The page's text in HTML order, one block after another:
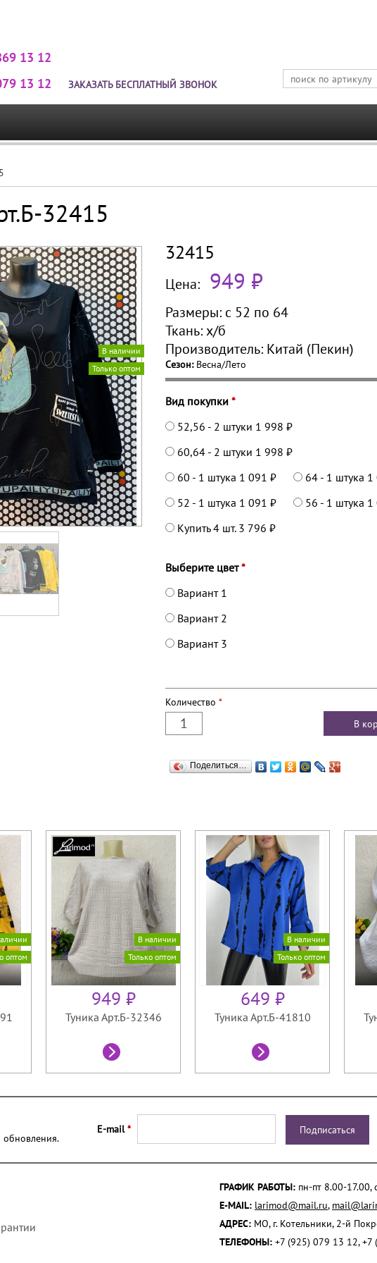
13 12
13 12
ЗАКАЗАТЬ БЕСПЛАТНЫЙ ЗВОНОК
32415
Только оптом
В наличии
32415
Цена: 949 ₽
Размеры: с 52 по 64
Ткань:х/б
Производитель: Китай (Пекин)
Сезон: Весна/Лето
Вид покупки *
52,56 - 2 штуки 1 998 ₽
60,64 - 2 штуки 1 998 ₽
60 - 1 штука 1 091 ₽ 64 - 1 штука 1
52 - 1 штука 1 091 ₽ 56 - 1 штука 1
Купить 4 шт. 3 796 ₽
Выберите цвет*
Вариант 1
Вариант 2
Вариант 3
Количество *
Поделиться…
оптом
В наличии
Только оптом
949 ₽
Туника Арт.Б-32346
В наличии
Только оптом
649 ₽
Туника Арт.Б-41810
обновления.
E-mail*
ГРАФИК РАБОТЫ: пн-пт 8.00-17.00,
E-MAIL: larimod@mail.ru,
АДРЕС: МО, г. Котельники, 2-й
ТЕЛЕФОНЫ: +7 (925) 079 13 12,